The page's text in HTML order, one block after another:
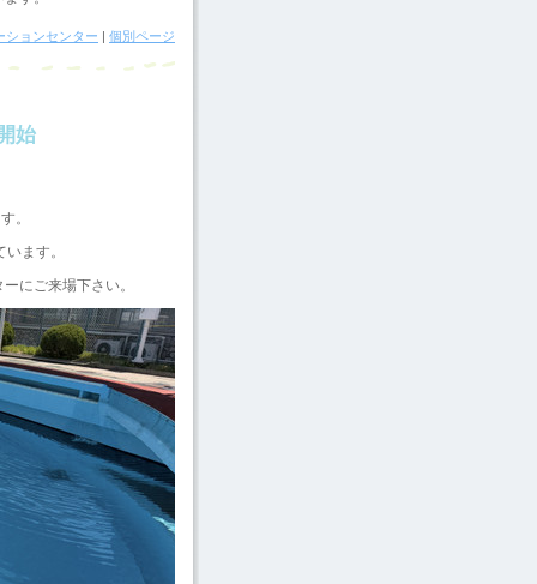
ションセンター | 個別ページ
始
。
ます。
にご来場下さい。